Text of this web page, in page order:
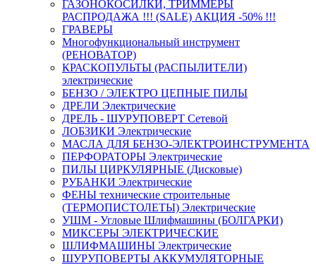
ГАЗОНОКОСИЛКИ, ТРИММЕРЫ
РАСПРОДАЖА !!! (SALE) АКЦИЯ -50% !!!
ГРАВЕРЫ
Многофункциональный инструмент
(РЕНОВАТОР)
КРАСКОПУЛЬТЫ (РАСПЫЛИТЕЛИ)
электрические
БЕНЗО / ЭЛЕКТРО ЦЕПНЫЕ ПИЛЫ
ДРЕЛИ Электрические
ДРЕЛЬ - ШУРУПОВЕРТ Сетевой
ЛОБЗИКИ Электрические
МАСЛА ДЛЯ БЕНЗО-ЭЛЕКТРОИНСТРУМЕНТА
ПЕРФОРАТОРЫ Электрические
ПИЛЫ ЦИРКУЛЯРНЫЕ (Дисковые)
РУБАНКИ Электрические
ФЕНЫ технические строительные
(ТЕРМОПИСТОЛЕТЫ) Электрические
УШМ - Угловые Шлифмашины (БОЛГАРКИ)
МИКСЕРЫ ЭЛЕКТРИЧЕСКИЕ
ШЛИФМАШИНЫ Электрические
ШУРУПОВЕРТЫ АККУМУЛЯТОРНЫЕ